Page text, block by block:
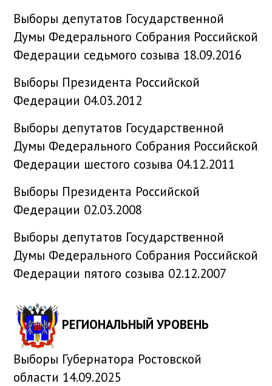
Выборы депутатов Государственной
Думы Федерального Собрания Российской
Федерации седьмого созыва 18.09.2016
Выборы Президента Российской
Федерации 04.03.2012
Выборы депутатов Государственной
Думы Федерального Собрания Российской
Федерации шестого созыва 04.12.2011
Выборы Президента Российской
Федерации 02.03.2008
Выборы депутатов Государственной
Думы Федерального Собрания Российской
Федерации пятого созыва 02.12.2007
РЕГИОНАЛЬНЫЙ УРОВЕНЬ
Выборы Губернатора Ростовской
области 14.09.2025